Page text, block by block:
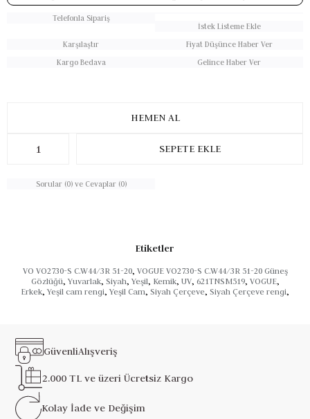
Telefonla Sipariş
İstek Listeme Ekle
Karşılaştır
Fiyat Düşünce Haber Ver
Kargo Bedava
Gelince Haber Ver
Sorular (0) ve Cevaplar (0)
Etiketler
VO VO2730-S C.W44/3R 51-20, VOGUE VO2730-S C.W44/3R 51-20 Güneş
Gözlüğü, Yuvarlak, Siyah, Yeşil, Kemik, UV, 621TNSM519, VOGUE,
Erkek, Yeşil cam rengi, Yeşil Cam, Siyah Çerçeve, Siyah Çerçeve rengi,
GüvenliAlışveriş
2.000 TL ve üzeriÜcretsiz Kargo
Kolay İade ve Değişim